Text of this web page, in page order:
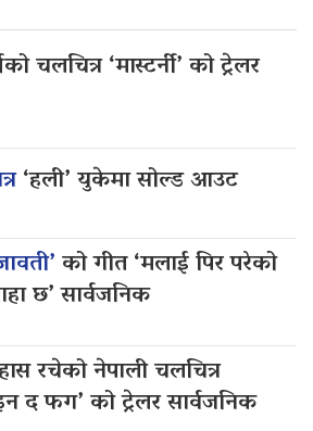
चलचित्र ‘मास्टर्नी’ को ट्रेलर
‘हली’ युकेमा सोल्ड आउट
को गीत ‘मलाई पिर परेको
छ’ सार्वजनिक
रचेको नेपाली चलचित्र
द फग’ को ट्रेलर सार्वजनिक